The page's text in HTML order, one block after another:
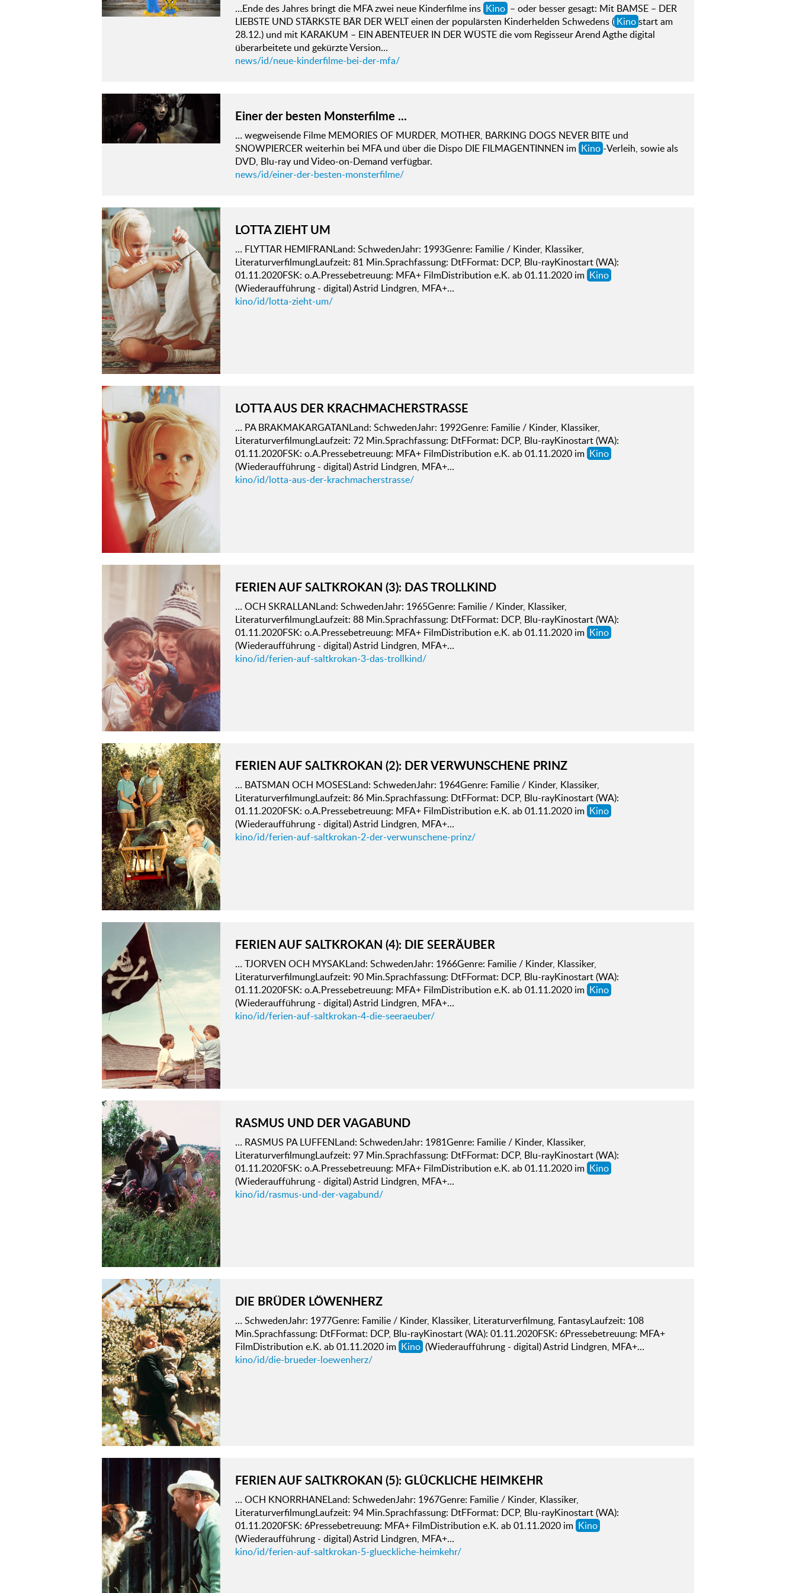
…Ende des Jahres bringt die MFA zwei neue Kinderfilme ins Kino – oder besser gesagt: Mit BAMSE – DER
LIEBSTE UND STÄRKSTE BÄR DER WELT einen der populärsten Kinderhelden Schwedens ( Kinostart am
28.12.) und mit KARAKUM – EIN ABENTEUER IN DER WÜSTE die vom Regisseur Arend Agthe digital
überarbeitete und gekürzte Version…
news/id/neue-kinderfilme-bei-der-mfa/
Einer der besten Monsterfilme ...
… wegweisende Filme MEMORIES OF MURDER, MOTHER, BARKING DOGS NEVER BITE und
SNOWPIERCER weiterhin bei MFA und über die Dispo DIE FILMAGENTINNEN im Kino -Verleih, sowie als
DVD, Blu-ray und Video-on-Demand verfügbar.
news/id/einer-der-besten-monsterfilme/
LOTTA ZIEHT UM
… FLYTTAR HEMIFRANLand: SchwedenJahr: 1993Genre: Familie / Kinder, Klassiker,
LiteraturverfilmungLaufzeit: 81 Min.Sprachfassung: DtFFormat: DCP, Blu-rayKinostart (WA):
01.11.2020FSK: o.A.Pressebetreuung: MFA+ FilmDistribution e.K. ab 01.11.2020 im Kino
(Wiederaufführung - digital) Astrid Lindgren, MFA+…
kino/id/lotta-zieht-um/
LOTTA AUS DER KRACHMACHERSTRASSE
… PA BRAKMAKARGATANLand: SchwedenJahr: 1992Genre: Familie / Kinder, Klassiker,
LiteraturverfilmungLaufzeit: 72 Min.Sprachfassung: DtFFormat: DCP, Blu-rayKinostart (WA):
01.11.2020FSK: o.A.Pressebetreuung: MFA+ FilmDistribution e.K. ab 01.11.2020 im Kino
(Wiederaufführung - digital) Astrid Lindgren, MFA+…
kino/id/lotta-aus-der-krachmacherstrasse/
FERIEN AUF SALTKROKAN (3): DAS TROLLKIND
… OCH SKRALLANLand: SchwedenJahr: 1965Genre: Familie / Kinder, Klassiker,
LiteraturverfilmungLaufzeit: 88 Min.Sprachfassung: DtFFormat: DCP, Blu-rayKinostart (WA):
01.11.2020FSK: o.A.Pressebetreuung: MFA+ FilmDistribution e.K. ab 01.11.2020 im Kino
(Wiederaufführung - digital) Astrid Lindgren, MFA+…
kino/id/ferien-auf-saltkrokan-3-das-trollkind/
FERIEN AUF SALTKROKAN (2): DER VERWUNSCHENE PRINZ
… BATSMAN OCH MOSESLand: SchwedenJahr: 1964Genre: Familie / Kinder, Klassiker,
LiteraturverfilmungLaufzeit: 86 Min.Sprachfassung: DtFFormat: DCP, Blu-rayKinostart (WA):
01.11.2020FSK: o.A.Pressebetreuung: MFA+ FilmDistribution e.K. ab 01.11.2020 im Kino
(Wiederaufführung - digital) Astrid Lindgren, MFA+…
kino/id/ferien-auf-saltkrokan-2-der-verwunschene-prinz/
FERIEN AUF SALTKROKAN (4): DIE SEERÄUBER
… TJORVEN OCH MYSAKLand: SchwedenJahr: 1966Genre: Familie / Kinder, Klassiker,
LiteraturverfilmungLaufzeit: 90 Min.Sprachfassung: DtFFormat: DCP, Blu-rayKinostart (WA):
01.11.2020FSK: o.A.Pressebetreuung: MFA+ FilmDistribution e.K. ab 01.11.2020 im Kino
(Wiederaufführung - digital) Astrid Lindgren, MFA+…
kino/id/ferien-auf-saltkrokan-4-die-seeraeuber/
RASMUS UND DER VAGABUND
… RASMUS PA LUFFENLand: SchwedenJahr: 1981Genre: Familie / Kinder, Klassiker,
LiteraturverfilmungLaufzeit: 97 Min.Sprachfassung: DtFFormat: DCP, Blu-rayKinostart (WA):
01.11.2020FSK: o.A.Pressebetreuung: MFA+ FilmDistribution e.K. ab 01.11.2020 im Kino
(Wiederaufführung - digital) Astrid Lindgren, MFA+…
kino/id/rasmus-und-der-vagabund/
DIE BRÜDER LÖWENHERZ
… SchwedenJahr: 1977Genre: Familie / Kinder, Klassiker, Literaturverfilmung, FantasyLaufzeit: 108
Min.Sprachfassung: DtFFormat: DCP, Blu-rayKinostart (WA): 01.11.2020FSK: 6Pressebetreuung: MFA+
FilmDistribution e.K. ab 01.11.2020 im Kino (Wiederaufführung - digital) Astrid Lindgren, MFA+…
kino/id/die-brueder-loewenherz/
FERIEN AUF SALTKROKAN (5): GLÜCKLICHE HEIMKEHR
… OCH KNORRHANELand: SchwedenJahr: 1967Genre: Familie / Kinder, Klassiker,
LiteraturverfilmungLaufzeit: 94 Min.Sprachfassung: DtFFormat: DCP, Blu-rayKinostart (WA):
01.11.2020FSK: 6Pressebetreuung: MFA+ FilmDistribution e.K. ab 01.11.2020 im Kino
(Wiederaufführung - digital) Astrid Lindgren, MFA+…
kino/id/ferien-auf-saltkrokan-5-glueckliche-heimkehr/